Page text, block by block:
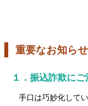
重要なお知らせ
１．振込詐欺にご
手口は巧妙化してい